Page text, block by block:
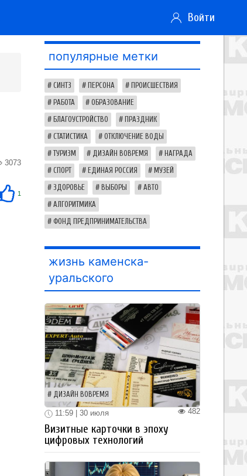
Войти
3073
1
популярные метки
СИНТЗ ПЕРСОНА ПРОИСШЕСТВИЯ
РАБОТА ОБРАЗОВАНИЕ
БЛАГОУСТРОЙСТВО ПРАЗДНИК
СТАТИСТИКА ОТКЛЮЧЕНИЕ ВОДЫ
ТУРИЗМ ДИЗАЙН ВОВРЕМЯ НАГРАДА
СПОРТ ЕДИНАЯ РОССИЯ МУЗЕЙ
ЗДОРОВЬЕ ВЫБОРЫ АВТО
АЛГОРИТМИКА
ФОНД ПРЕДПРИНИМАТЕЛЬСТВА
жизнь каменска-
уральского
ДИЗАЙН ВОВРЕМЯ
482
11:59 | 30 июля
Визитные карточки в эпоху
цифровых технологий